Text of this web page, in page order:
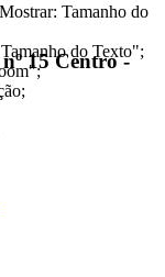
15 Centro -
Tamanho do
do Texto";